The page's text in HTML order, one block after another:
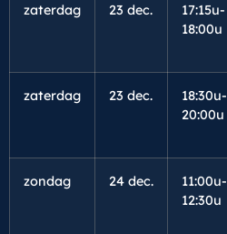
zaterdag 23 dec.
17:15u-
18:00u
zaterdag 23 dec.
18:30u-
20:00u
zondag 24 dec.
11:00u-
12:30u